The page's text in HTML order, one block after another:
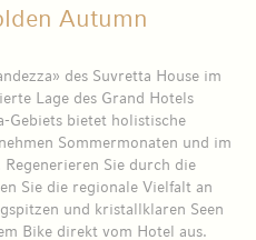
Autumn
des Suvretta House im
Lage des Grand Hotels
Gebiets bietet holistische
Sommermonaten und im
Sie durch die
Sie die regionale Vielfalt an
und kristallklaren Seen
Bike direkt vom Hotel aus.